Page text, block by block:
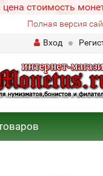
цена стоимость
Полная версия
Вход